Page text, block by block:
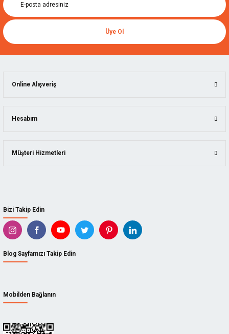
Üye Ol
Bizi Takip Edin
Blog Sayfamızı Takip Edin
Mobilden Bağlanın
Online Alışveriş
Hesabım
Müşteri Hizmetleri